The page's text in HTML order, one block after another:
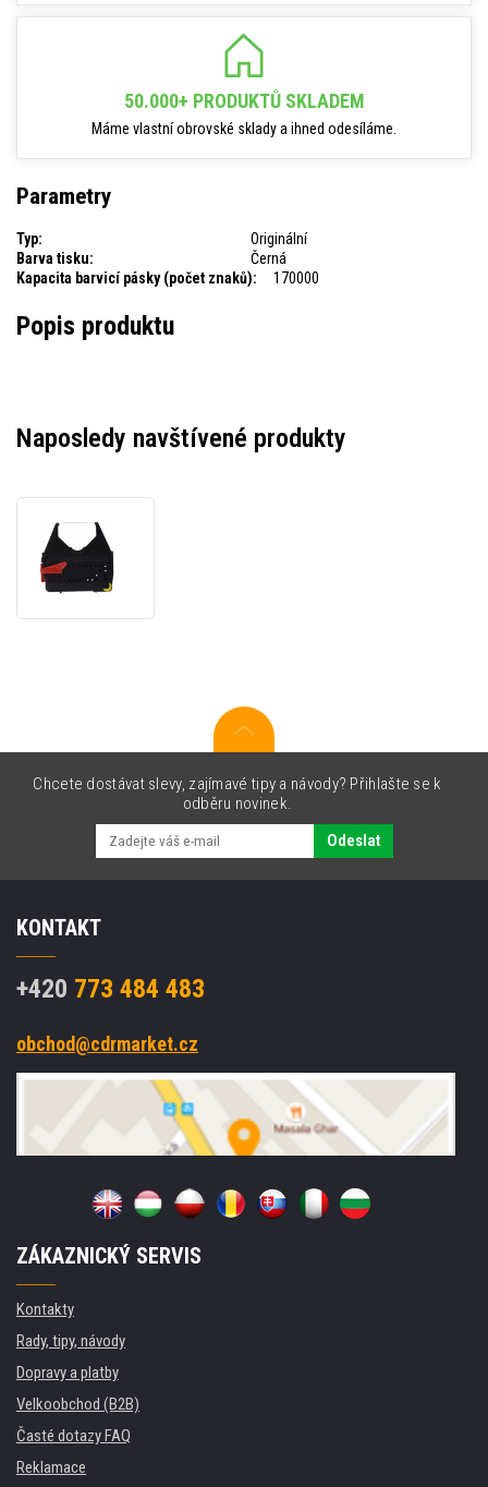
50.000+ PRODUKTŮ SKLADEM
Máme vlastní obrovské sklady a ihned odesíláme.
Parametry
Typ:
Originální
Barva tisku:
Černá
Kapacita barvicí pásky (počet znaků):
170000
Popis produktu
Naposledy navštívené produkty
barvicí
Chcete dostávat slevy, zajímavé tipy a návody? Přihlašte se k
odběru novinek.
Odeslat
KONTAKT
+420 773 484 483
obchod@cdrmarket.cz
ZÁKAZNICKÝ SERVIS
Kontakty
Rady, tipy, návody
Dopravy a platby
Velkoobchod (B2B)
Časté dotazy FAQ
Reklamace